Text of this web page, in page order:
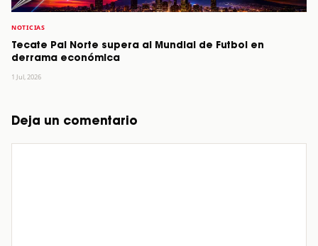
NOTICIAS
Tecate Pal Norte supera al Mundial de Futbol en
derrama económica
1 Jul, 2026
Deja un comentario